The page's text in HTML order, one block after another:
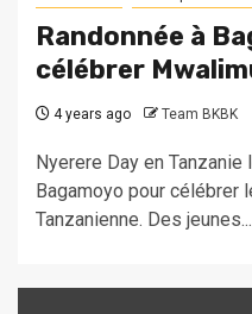
Randonnée à
célébrer
4 years ago Team BKBK
Nyerere Day en
Bagamoyo pour célébrer
Tanzanienne. Des jeunes...